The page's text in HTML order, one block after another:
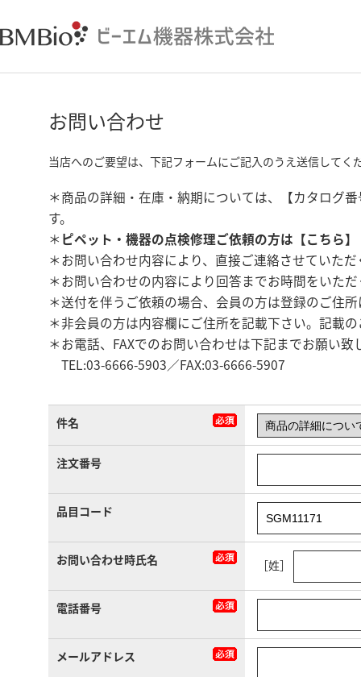
お問い合わせ
当店へのご要望は、下記フォームにご記入のうえ送信してく
＊商品の詳細・在庫・納期については、【カタログ
す。
＊ ピペット・機器の点検修理ご依頼の方は【こちら】
＊お問い合わせ内容により、直接ご連絡させていた
＊お問い合わせの内容により回答までお時間をいた
＊送付を伴うご依頼の場合、会員の方は登録のご住
＊非会員の方は内容欄にご住所を記載下さい。記載
＊お電話、FAXでのお問い合わせは下記までお願い致
TEL:03-6666-5903／FAX:03-6666-5907
件名
注文番号
品目コード
お問い合わせ時氏名 ［姓］
電話番号
メールアドレス